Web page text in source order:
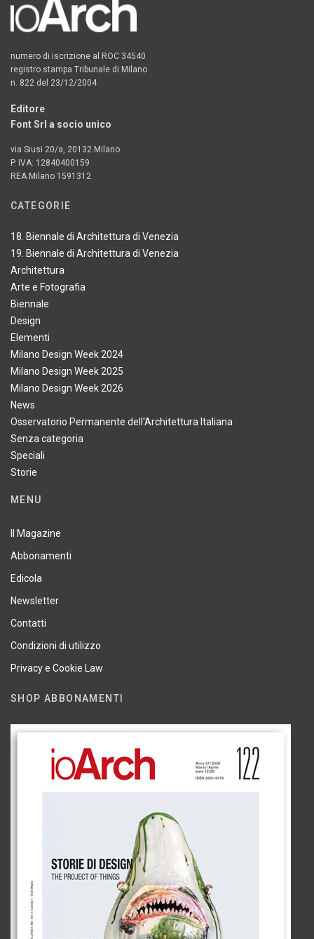
numero di iscrizione al ROC 34540
registro stampa Tribunale di Milano
n. 822 del 23/12/2004
Editore
Font Srl a socio unico
via Siusi 20/a, 20132 Milano
P. IVA: 12840400159
REA Milano 1591312
CATEGORIE
18. Biennale di Architettura di Venezia
19. Biennale di Architettura di Venezia
Architettura
Arte e Fotografia
Biennale
Design
Elementi
Milano Design Week 2024
Milano Design Week 2025
Milano Design Week 2026
News
Osservatorio Permanente dell'Architettura Italiana
Senza categoria
Speciali
Storie
MENU
Il Magazine
Abbonamenti
Edicola
Newsletter
Contatti
Condizioni di utilizzo
Privacy e Cookie Law
SHOP ABBONAMENTI